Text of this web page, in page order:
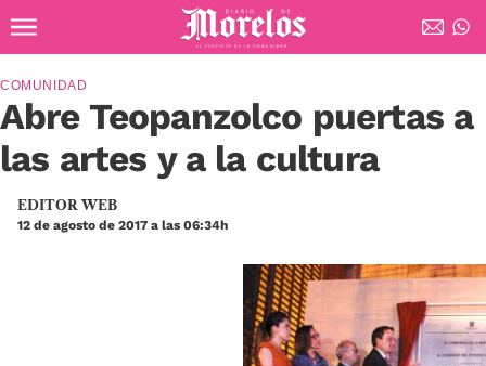
Diario de Morelos
Abre Teopanzolco puertas a
las artes y a la cultura
COMUNIDAD
EDITOR WEB
12 de agosto de 2017 a las 06:34h